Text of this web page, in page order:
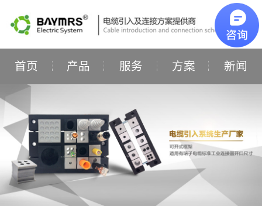
首页 产品 服务 方案 新闻